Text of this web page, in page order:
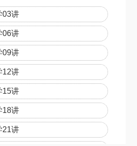
03讲
06讲
09讲
12讲
15讲
18讲
21讲